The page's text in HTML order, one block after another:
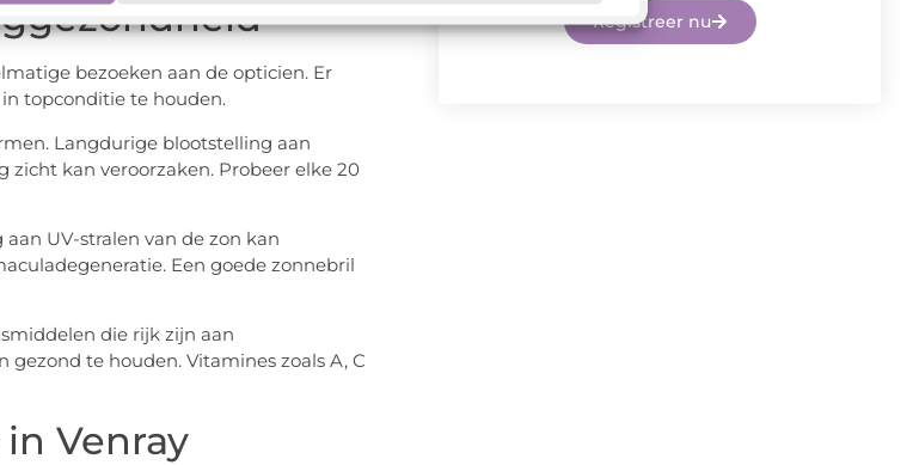
bezoeken aan de opticien. Er
topconditie te houden.
Langdurige blootstelling aan
kan veroorzaken. Probeer elke 20
UV-stralen van de zon kan
Een goede zonnebril
die rijk zijn aan
te houden. Vitamines zoals A, C
Venray
Registreer nu